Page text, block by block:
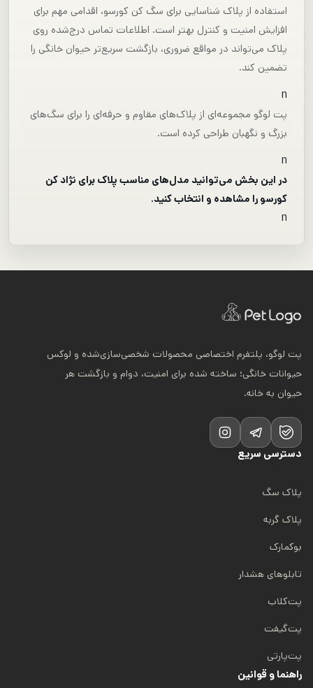
استفاده از پلاک شناسایی برای سگ کن کورسو، اقدامی مهم برای
افزایش امنیت و کنترل بهتر است. اطلاعات تماس درج‌شده روی
پلاک می‌تواند در مواقع ضروری، بازگشت سریع‌تر حیوان خانگی را
تضمین کند.
n
پت لوگو مجموعه‌ای از پلاک‌های مقاوم و حرفه‌ای را برای سگ‌های
بزرگ و نگهبان طراحی کرده است.
n
در این بخش می‌توانید مدل‌های مناسب پلاک برای نژاد کن
کورسو را مشاهده و انتخاب کنید.
n
پت لوگو، پلتفرم اختصاصی محصولات شخصی‌سازی‌شده و لوکس
حیوانات خانگی؛ ساخته شده برای امنیت، دوام و بازگشت هر
حیوان به خانه.
دسترسی سریع
پلاک سگ
پلاک گربه
بوکمارک
تابلوهای هشدار
پت‌کلاب
پت‌گیفت
پت‌پارتی
راهنما و قوانین